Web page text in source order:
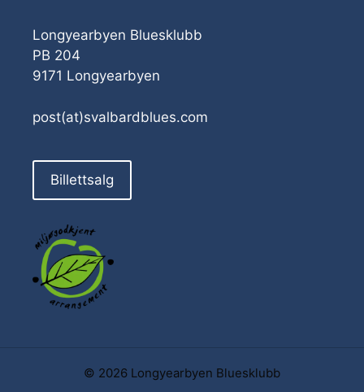
Longyearbyen Bluesklubb
PB 204
9171 Longyearbyen
post(at)svalbardblues.com
Billettsalg
© 2026 Longyearbyen Bluesklubb